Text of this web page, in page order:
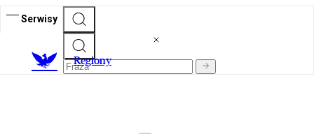
Serwisy
Regiony